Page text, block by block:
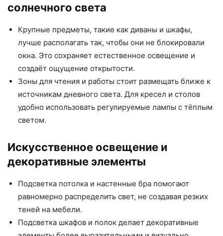
солнечного света
Крупные предметы, такие как диваны и шкафы,
лучше располагать так, чтобы они не блокировали
окна. Это сохраняет естественное освещение и
создаёт ощущение открытости.
Зоны для чтения и работы стоит размещать ближе к
источникам дневного света. Для кресел и столов
удобно использовать регулируемые лампы с тёплым
светом.
Искусственное освещение и
декоративные элементы
Подсветка потолка и настенные бра помогают
равномерно распределить свет, не создавая резких
теней на мебели.
Подсветка шкафов и полок делает декоративные